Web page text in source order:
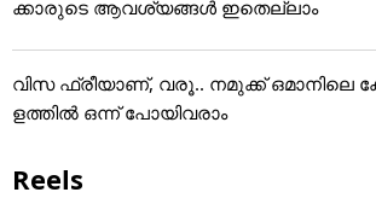
ക്കാരുടെ ആവശ്യങ്ങൾ ഇതെല്ലാം
വിസ ഫ്രീയാണ്, വരൂ.. നമുക്ക് ഒമാനിലെ
ളത്തിൽ ഒന്ന് പോയിവരാം
Reels